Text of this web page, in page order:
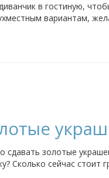
в гостиную,
вариантам,
сдавать золотые
Сколько сейчас стоит